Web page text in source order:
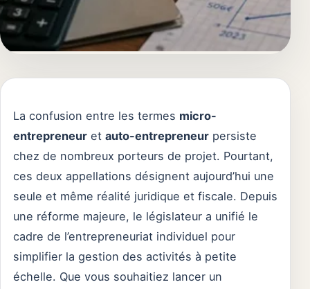
La confusion entre les termes micro-
entrepreneur et auto-entrepreneur persiste
chez de nombreux porteurs de projet. Pourtant,
ces deux appellations désignent aujourd’hui une
seule et même réalité juridique et fiscale. Depuis
une réforme majeure, le législateur a unifié le
cadre de l’entrepreneuriat individuel pour
simplifier la gestion des activités à petite
échelle. Que vous souhaitiez lancer un